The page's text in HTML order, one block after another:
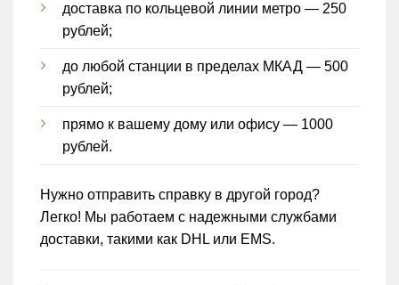
доставка по кольцевой линии метро — 250
рублей;
до любой станции в пределах МКАД — 500
рублей;
прямо к вашему дому или офису — 1000
рублей.
Нужно отправить справку в другой город?
Легко! Мы работаем с надежными службами
доставки, такими как DHL или EMS.